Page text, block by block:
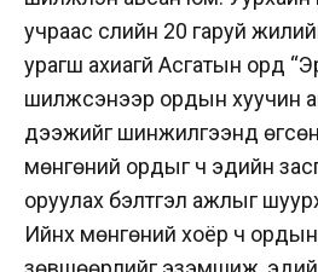
учраас сүүлийн 20 гаруй
урагш ахиагүй Асгатын орд
шилжсэнээр ордын хуучин
дээжийг шинжилгээнд
мөнгөний ордыг ч эдийн
оруулах бэлтгэл ажлыг
Ийнхүү мөнгөний хоёр ч